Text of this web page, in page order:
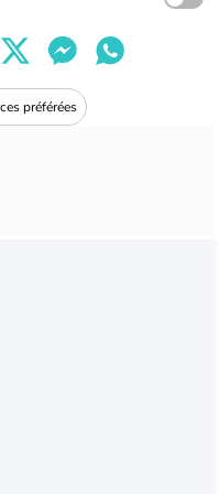
préférées